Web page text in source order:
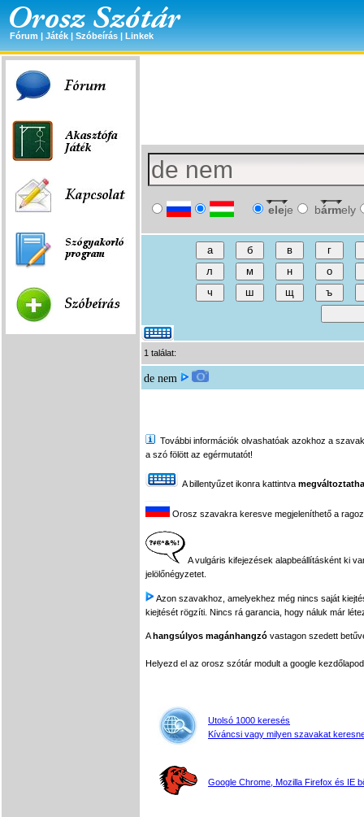
Fórum | Játék | Szóbeírás | Linkek
eleje bármely
1 találat:
de nem
További információk olvashatóak azokhoz a
a szó fölött az egérmutatót!
A billentyűzet ikonra kattintva
Orosz szavakra keresve megjeleníthető a
A vulgáris kifejezések alapbeállításként ki
jelölőnégyzetet.
Azon szavakhoz, amelyekhez még nincs saját
kiejtését rögzíti. Nincs rá garancia, hogy náluk már
Ahangsúlyos magánhangzó vastagon szedett
Helyezd el az orosz szótár modult a google
Utolsó 1000 keresés
Kíváncsi vagy milyen szavakat
Google Chrome, Mozilla Firefox és IE